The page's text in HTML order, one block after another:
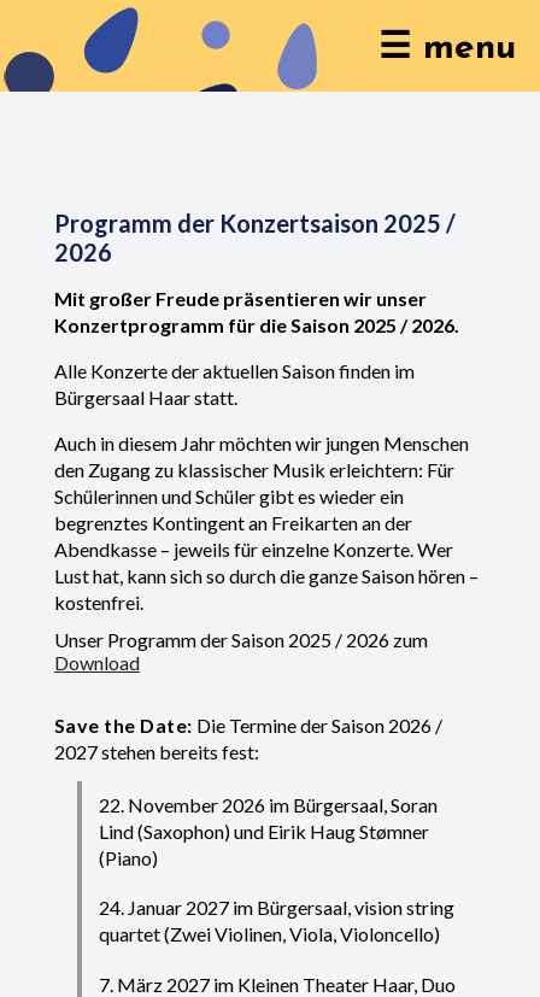
☰ menu
Programm der Konzertsaison 2025 /
2026
Mit großer Freude präsentieren wir unser
Konzertprogramm für die Saison 2025 / 2026.
Alle Konzerte der aktuellen Saison finden im
Bürgersaal Haar statt.
Auch in diesem Jahr möchten wir jungen Menschen
den Zugang zu klassischer Musik erleichtern: Für
Schülerinnen und Schüler gibt es wieder ein
begrenztes Kontingent an Freikarten an der
Abendkasse – jeweils für einzelne Konzerte. Wer
Lust hat, kann sich so durch die ganze Saison hören –
kostenfrei.
Unser Programm der Saison 2025 / 2026 zum
Download
Save the Date: Die Termine der Saison 2026 /
2027 stehen bereits fest:
22. November 2026 im Bürgersaal, Soran
Lind (Saxophon) und Eirik Haug Stømner
(Piano)
24. Januar 2027 im Bürgersaal, vision string
quartet (Zwei Violinen, Viola, Violoncello)
7. März 2027 im Kleinen Theater Haar, Duo